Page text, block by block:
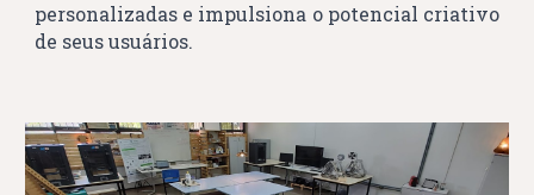
personalizadas e impulsiona o potencial criativo
de seus usuários.